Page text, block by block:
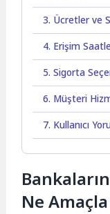
3. Ücretler ve
4. Erişim
5. Sigorta
6. Müşteri
7. Kullanıcı
Ne